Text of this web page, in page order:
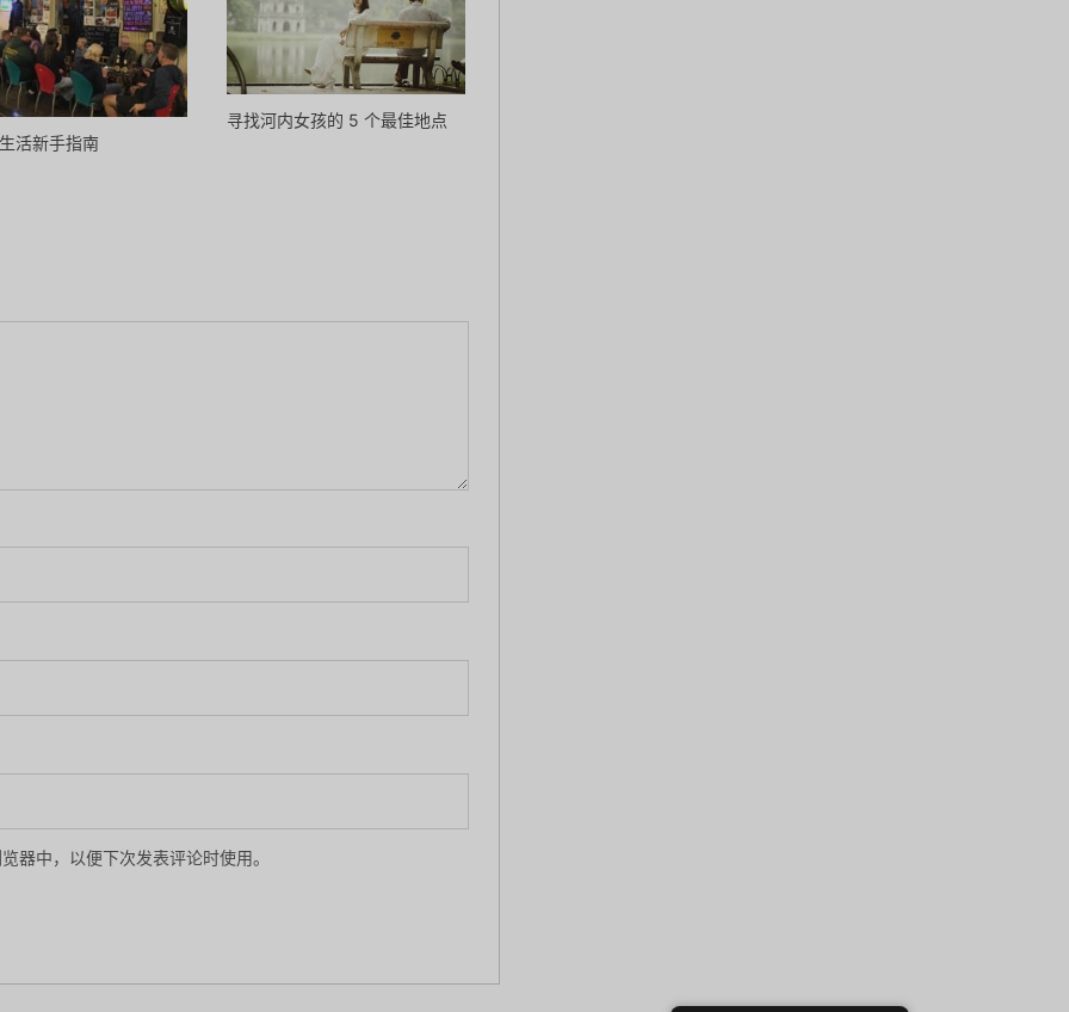
活新手指南
寻找河内女孩的 5 个最佳地点
器中，以便下次发表评论时使用。